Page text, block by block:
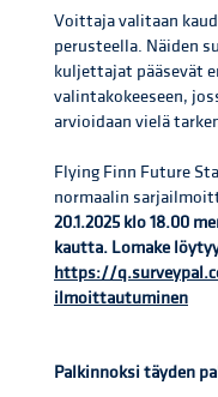
Voittaja valitaan
perusteella. Näiden
kuljettajat pääsevät
valintakokeeseen,
arvioidaan vielä
Flying Finn Future
normaalin
20.1.2025 klo 18.00
kautta. Lomake
https://
ilmoittautuminen
Palkinnoksi täyden